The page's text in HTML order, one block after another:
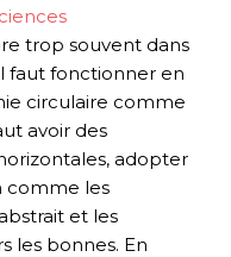
trop souvent dans
faut fonctionner en
circulaire comme
avoir des
adopter
comme les
et les
les bonnes. En